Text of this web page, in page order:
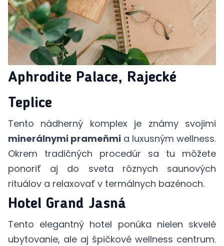
Aphrodite Palace, Rajecké
Teplice
Tento nádherný komplex je známy svojimi
minerálnymi prameňmi a luxusným wellness.
Okrem tradičných procedúr sa tu môžete
ponoriť aj do sveta rôznych saunových
rituálov a relaxovať v termálnych bazénoch.
Hotel Grand Jasná
Tento elegantný hotel ponúka nielen skvelé
ubytovanie, ale aj špičkové wellness centrum.